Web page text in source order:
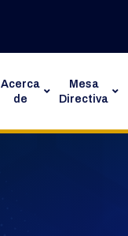
Acerca
de
Mesa
Directiva